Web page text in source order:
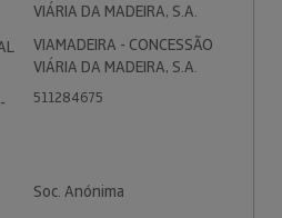
VIÁRIA DA MADEIRA, S.A.
VIAMADEIRA - CONCESSÃO
VIÁRIA DA MADEIRA, S.A.
511284675
Soc. Anónima